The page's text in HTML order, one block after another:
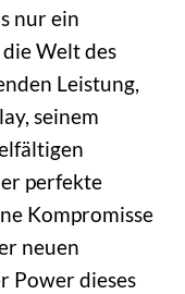
nur ein
Welt des
Leistung,
seinem
perfekte
Kompromisse
neuen
Power dieses